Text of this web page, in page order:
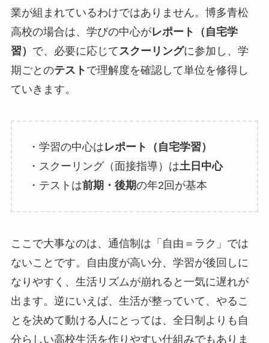
業が組まれているわけではありません。博多青松
高校の場合は、学びの中心がレポート（自宅学
習） で、必要に応じて スクーリングに参加し、学
期ごとのテスト で理解度を確認して単位を修得し
ていきます。
・学習の中心はレポート（自宅学習）
・スクーリング（面接指導）は土日中心
・テストは前期・後期の年2回が基本
ここで大事なのは、通信制は「自由＝ラク」では
ないことです。自由度が高い分、学習が後回しに
なりやすく、生活リズムが崩れると一気に遅れが
出ます。逆にいえば、生活が整っていて、やるこ
とを決めて動ける人にとっては、全日制よりも自
分らしい高校生活を作りやすい仕組みでもありま